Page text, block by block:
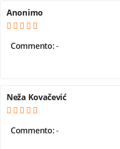
Anonimo
Commento:-
Neža Kovačević
Commento:-